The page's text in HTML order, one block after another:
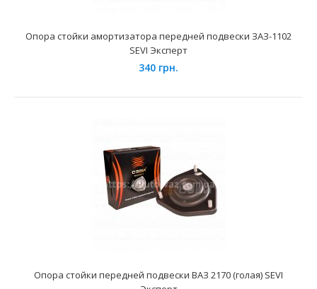
347 грн.
Опора стойки амортизатора передней подвески ЗАЗ-1102
SEVI Эксперт
340 грн.
Опора стойки передней подвески ВАЗ 2170 (голая) SEVI